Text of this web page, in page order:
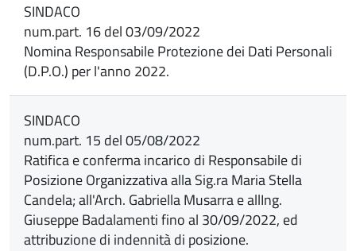
SINDACO
num.part. 16 del 03/09/2022
Nomina Responsabile Protezione dei Dati Personali
(D.P.O.) per l'anno 2022.
SINDACO
num.part. 15 del 05/08/2022
Ratifica e conferma incarico di Responsabile di
Posizione Organizzativa alla Sig.ra Maria Stella
Candela; all'Arch. Gabriella Musarra e allIng.
Giuseppe Badalamenti fino al 30/09/2022, ed
attribuzione di indennità di posizione.